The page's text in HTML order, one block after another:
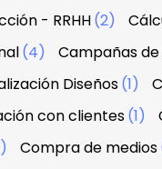
- RRHH(2)
(4) Campañas
Diseños(1)
con clientes(1)
Compra de medios